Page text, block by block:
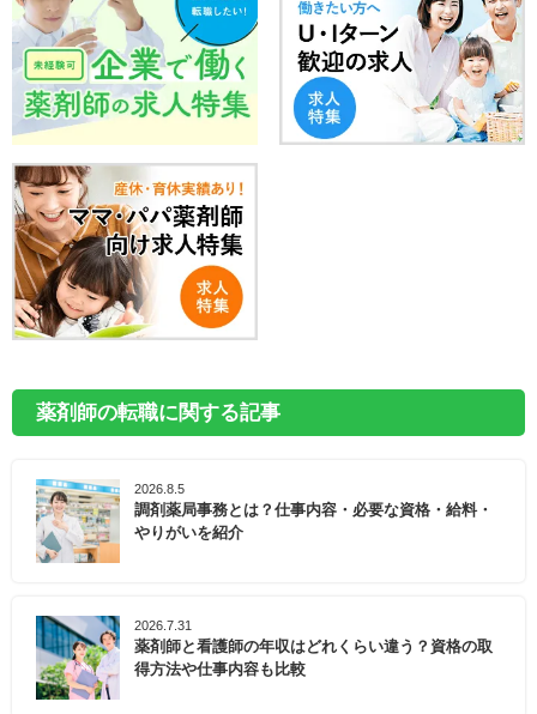
薬剤師の転職に関する記事
2026.8.5
調剤薬局事務とは？仕事内容・必要な資格・給料・
やりがいを紹介
2026.7.31
薬剤師と看護師の年収はどれくらい違う？資格の取
得方法や仕事内容も比較